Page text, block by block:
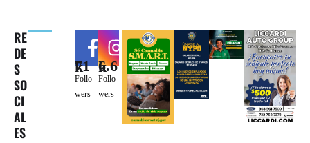
RE
DE
S
SO
CI
AL
ES
71k
Follo
wers
6.6k
Follo
wers